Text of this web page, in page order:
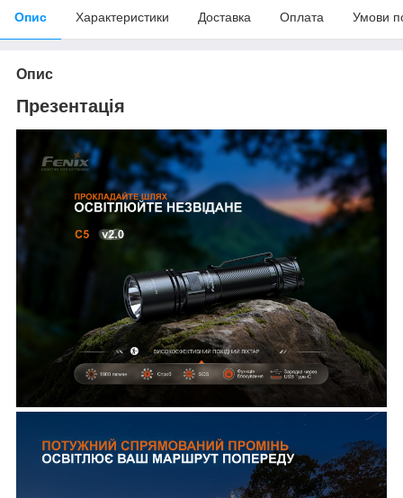
Опис Характеристики Доставка Оплата Умови
Опис
Презентація